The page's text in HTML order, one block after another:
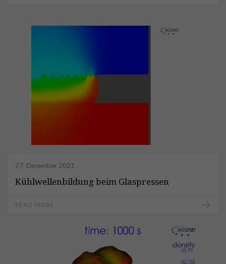
27. Dezember 2021
Kühlwellenbildung beim Glaspressen
READ MORE